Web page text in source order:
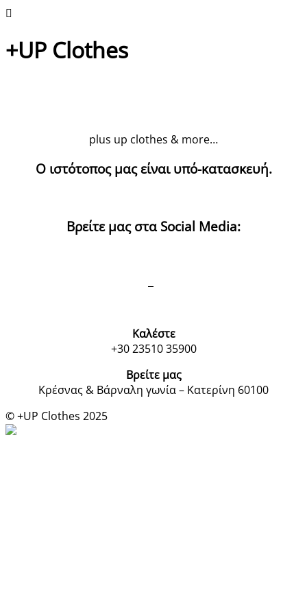
+UP Clothes
plus up clothes & more…
Ο ιστότοπος μας είναι υπό-κατασκευή.
Βρείτε μας στα Social Media:
Καλέστε
+30 23510 35900
Βρείτε μας
Κρέσνας & Βάρναλη γωνία – Κατερίνη 60100
© +UP Clothes 2025